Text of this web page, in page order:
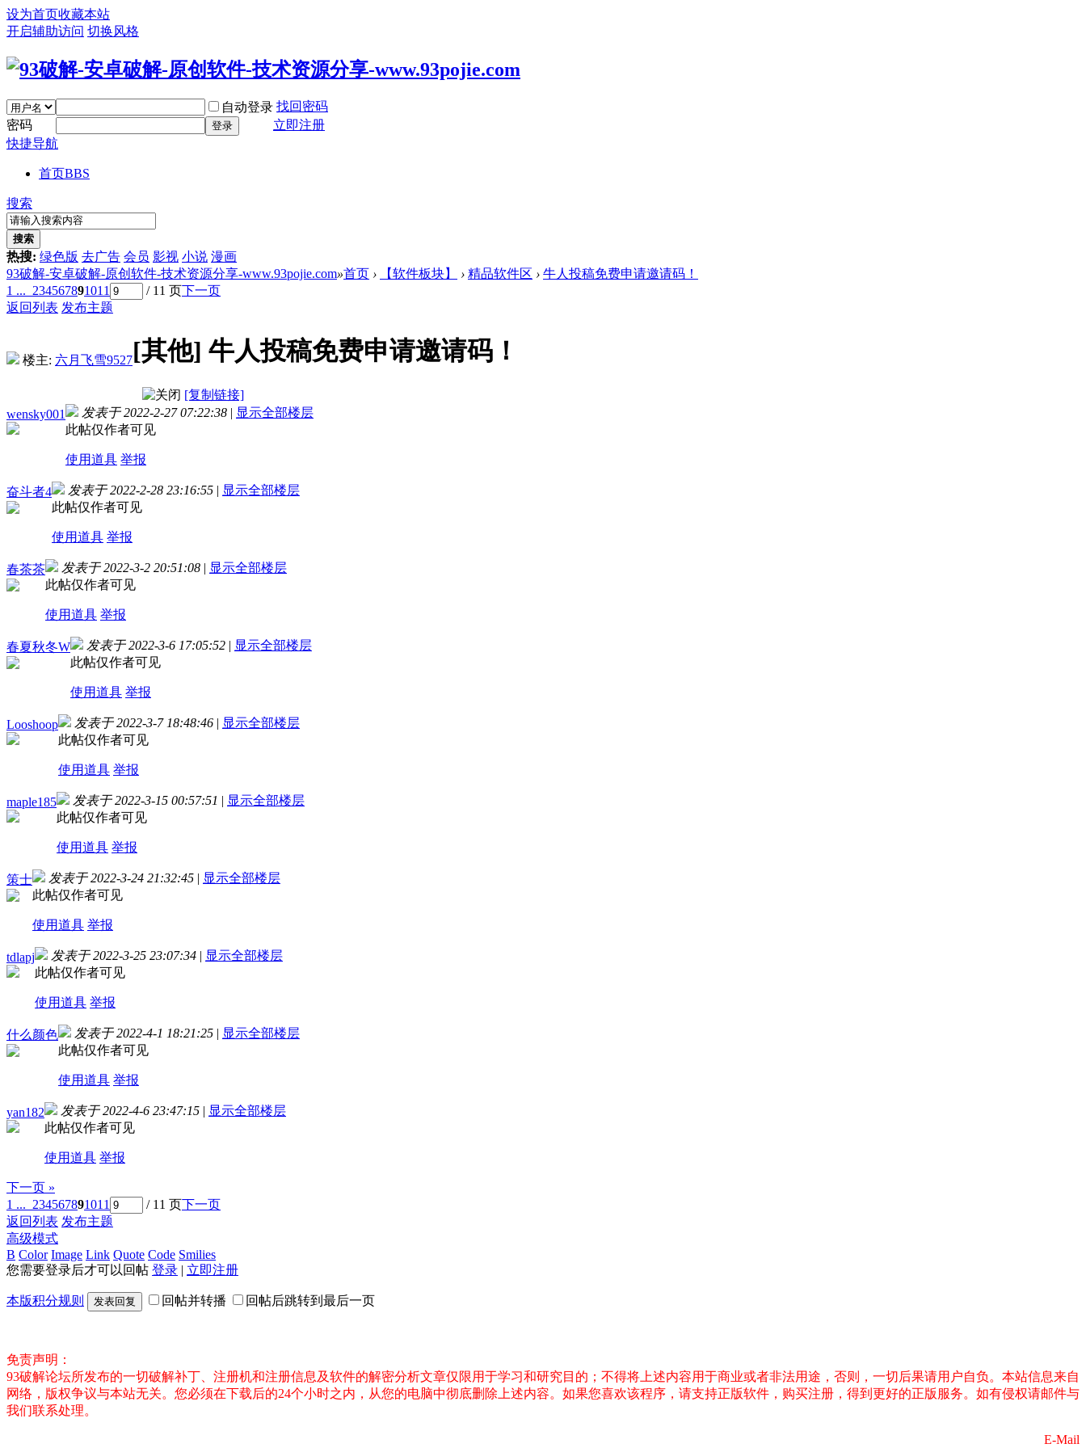
设为首页收藏本站
开启辅助访问 切换风格
自动登录 找回密码
密码
登录
立即注册
快捷导航
首页BBS
搜索
搜索
热搜: 绿色版 去广告 会员 影视 小说 漫画
93破解-安卓破解-原创软件-技术资源分享-www.93pojie.com»首页 › 【软件板块】 › 精品软件区 › 牛人投稿免费申请邀请码！
1 ... 234567891011 / 11 页下一页
返回列表 发布主题
楼主: 六月飞雪9527[其他] 牛人投稿免费申请邀请码！
[复制链接]
wensky001
发表于 2022-2-27 07:22:38 | 显示全部楼层
此帖仅作者可见
使用道具 举报
奋斗者4 发表于 2022-2-28 23:16:55 | 显示全部楼层
此帖仅作者可见
使用道具 举报
春茶茶 发表于 2022-3-2 20:51:08 | 显示全部楼层
此帖仅作者可见
使用道具 举报
春夏秋冬W 发表于 2022-3-6 17:05:52 | 显示全部楼层
此帖仅作者可见
使用道具 举报
Looshoop 发表于 2022-3-7 18:48:46 | 显示全部楼层
此帖仅作者可见
使用道具 举报
maple185 发表于 2022-3-15 00:57:51 | 显示全部楼层
此帖仅作者可见
使用道具 举报
策士 发表于 2022-3-24 21:32:45 | 显示全部楼层
此帖仅作者可见
使用道具 举报
tdlapj 发表于 2022-3-25 23:07:34 | 显示全部楼层
此帖仅作者可见
使用道具 举报
什么颜色 发表于 2022-4-1 18:21:25 | 显示全部楼层
此帖仅作者可见
使用道具 举报
yan182 发表于 2022-4-6 23:47:15 | 显示全部楼层
此帖仅作者可见
使用道具 举报
下一页 »
1 ... 234567891011 / 11 页下一页
返回列表 发布主题
高级模式
B Color Image Link Quote Code Smilies
您需要登录后才可以回帖 登录 | 立即注册
本版积分规则 发表回复 回帖并转播 回帖后跳转到最后一页
免责声明：
93破解论坛所发布的一切破解补丁、注册机和注册信息及软件的解密分析文章仅限用于学习和研究目的；不得将上述内容用于商业或者非法用途，否则，一切后果请用户自负。本站信息来自
网络，版权争议与本站无关。您必须在下载后的24个小时之内，从您的电脑中彻底删除上述内容。如果您喜欢该程序，请支持正版软件，购买注册，得到更好的正版服务。如有侵权请邮件与
我们联系处理。
E-Mail